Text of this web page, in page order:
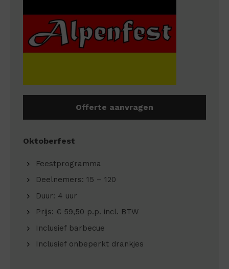
Offerte aanvragen
Oktoberfest
Feestprogramma
Deelnemers: 15 – 120
Duur: 4 uur
Prijs: € 59,50 p.p. incl. BTW
Inclusief barbecue
Inclusief onbeperkt drankjes